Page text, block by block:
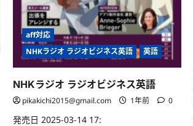
ら
に
読
む
に
い
て
さ
ら
に
読
む
aff対応
NHKラジオ ラジオビジネス英語
英語
NHKラジオ ラジオビジネス英語
pikakichi2015@gmail.com 1年前 0
発売日 2025-03-14 17: